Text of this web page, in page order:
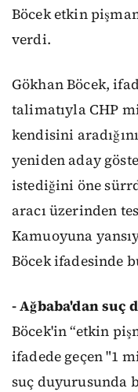
Böcek etkin
verdi.
Gökhan Böcek,
talimatıyla CHP
kendisini
yeniden aday
istediğini öne
aracı üzerinden
Kamuoyuna
Böcek ifadesinde
- Ağbaba'dan suç
Böcek'in “etkin
ifadede geçen "1
suç duyurusunda